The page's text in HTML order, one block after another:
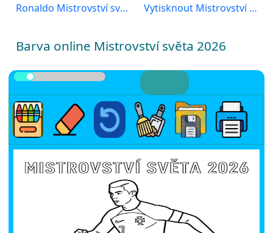
Ronaldo Mistrovství světa 2026 Vytisknout Mistrovství světa 2026
Barva online Mistrovství světa 2026